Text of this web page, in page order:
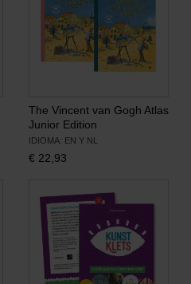
The Vincent van Gogh Atlas
Junior Edition
IDIOMA: EN Y NL
€ 22,93